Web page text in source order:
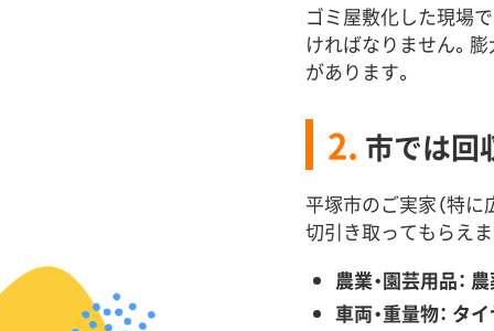
ゴミ屋敷化した現場
ければなりません。
があります。
2. 市では回
平塚市のご実家（特
切引き取ってもらえ
農業・園芸用品： 農
車両・重量物： タイ